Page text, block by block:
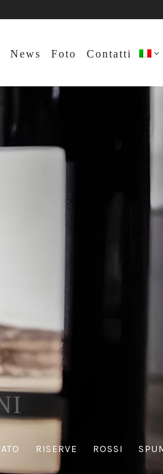
News Foto Contatti
RISERVE ROSSI